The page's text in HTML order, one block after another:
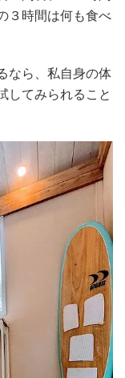
３時間は何も食べ
なら、私自身の体
してみられること